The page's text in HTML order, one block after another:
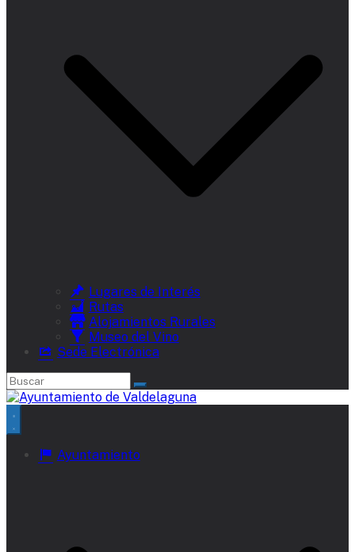
Lugares de Interés
Rutas
Alojamientos Rurales
Museo del Vino
Sede Electrónica
Ayuntamiento